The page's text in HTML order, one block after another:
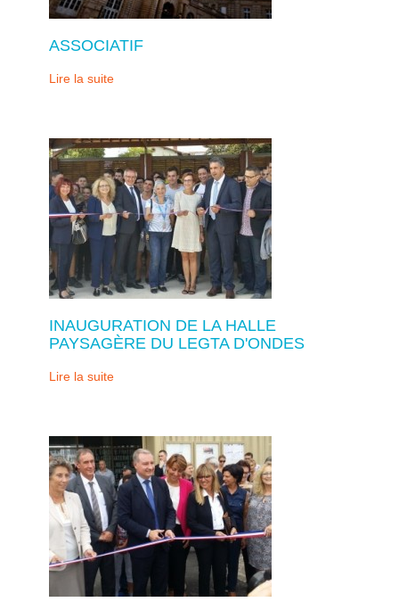
ASSOCIATIF
Lire la suite
INAUGURATION DE LA HALLE
PAYSAGÈRE DU LEGTA D'ONDES
Lire la suite